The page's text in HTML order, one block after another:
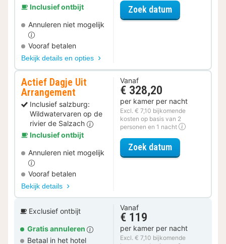
Inclusief ontbijt
Annuleren niet mogelijk
Vooraf betalen
Bekijk details en opties
Zoek datumvoor Ontdek
Actief Dagje Uit
Arrangement
Inclusief salzburg:
Wildwatervaren op de
rivier de Salzach
Inclusief ontbijt
Annuleren niet mogelijk
Vooraf betalen
Bekijk details
Vanaf
€ 328,20
per kamer per nacht
Excl. € 7,10 bijkomende
kosten op basis van 2
personen en 1 nacht
Zoek datumvoor Actief
Exclusief ontbijt
Gratis annuleren
Betaal in het hotel
Vanaf
€ 119
per kamer per nacht
Excl. € 7,10 bijkomende